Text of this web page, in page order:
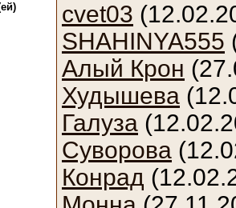
cvet03
SHAHINYA555
Алый Крон
Худышева
Галуза
Суворова
Конрад